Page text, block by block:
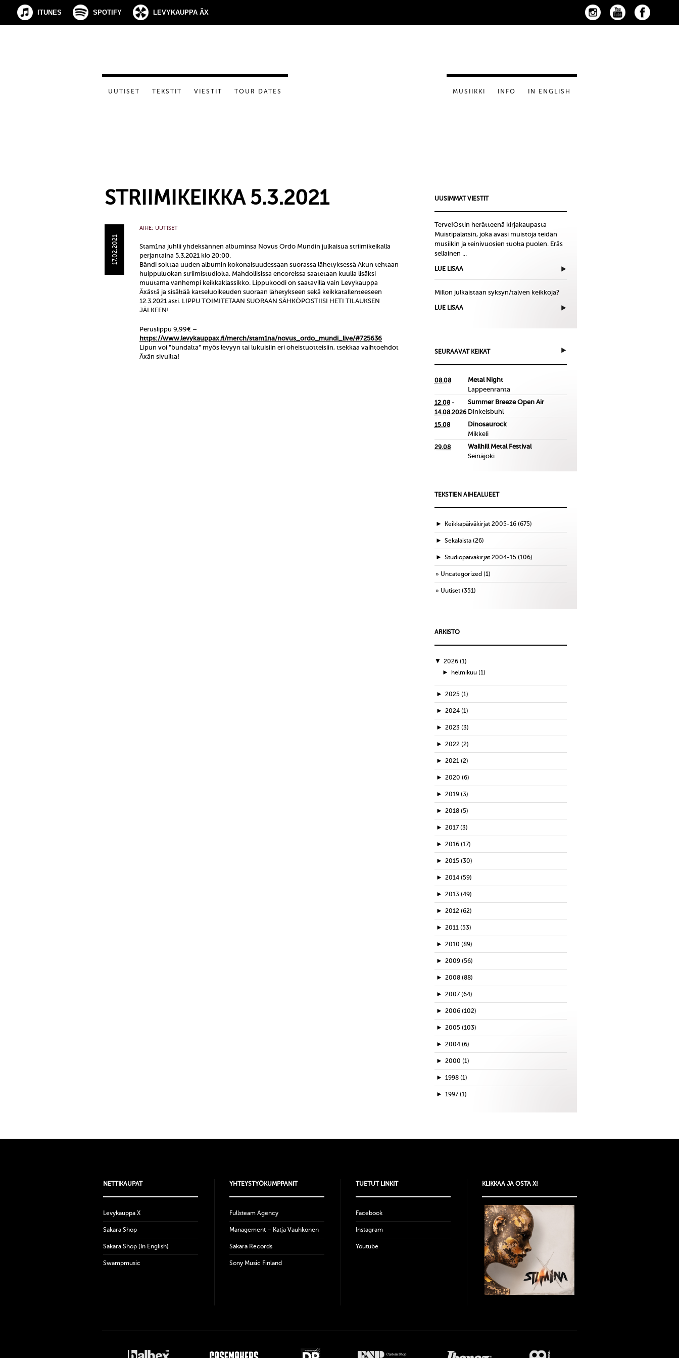
ITUNES SPOTIFY LEVYKAUPPA ÄX
UUTISET TEKSTIT VIESTIT TOUR DATES MUSIIKKI INFO IN ENGLISH
STRIIMIKEIKKA 5.3.2021
17.02.2021
AIHE: UUTISET
Stam1na juhlii yhdeksännen albuminsa Novus Ordo Mundin julkaisua striimikeikalla
perjantaina 5.3.2021 klo 20:00.
Bändi soittaa uuden albumin kokonaisuudessaan suorassa lähetyksessä Akun tehtaan
huippuluokan striimistudiolta. Mahdollisissa encoreissa saatetaan kuulla lisäksi
muutama vanhempi keikkaklassikko. Lippukoodi on saatavilla vain Levykauppa
Äxästä ja sisältää katseluoikeuden suoraan lähetykseen sekä keikkatallenteeseen
12.3.2021 asti. LIPPU TOIMITETAAN SUORAAN SÄHKÖPOSTIISI HETI TILAUKSEN
JÄLKEEN!
Peruslippu 9,99€ –
https://www.levykauppax.fi/merch/stam1na/novus_ordo_mundi_live/#725636
Lipun voi ”bundalta” myös levyyn tai lukuisiin eri oheistuotteisiin, tsekkaa vaihtoehdot
Äxän sivuilta!
UUSIMMAT VIESTIT
Terve!Ostin herätteenä kirjakaupasta
Muistipalatsin, joka avasi muistoja teidän
musiikin ja teinivuosien tuolta puolen. Eräs
sellainen ...
LUE LISAA
Millon julkaistaan syksyn/talven keikkoja?
LUE LISAA
SEURAAVAT KEIKAT
08.08
Metal Night
Lappeenranta
12.08 -
14.08.2026
Summer Breeze Open Air
Dinkelsbuhl
15.08
Dinosaurock
Mikkeli
29.08
Wallhill Metal Festival
Seinäjoki
TEKSTIEN AIHEALUEET
► Keikkapäiväkirjat 2005-16 (675)
► Sekalaista (26)
► Studiopäiväkirjat 2004-15 (106)
Uncategorized (1)
Uutiset (351)
ARKISTO
▼ 2026 (1)
► helmikuu (1)
► 2025 (1)
► 2024 (1)
► 2023 (3)
► 2022 (2)
► 2021 (2)
► 2020 (6)
► 2019 (3)
► 2018 (5)
► 2017 (3)
► 2016 (17)
► 2015 (30)
► 2014 (59)
► 2013 (49)
► 2012 (62)
► 2011 (53)
► 2010 (89)
► 2009 (56)
► 2008 (88)
► 2007 (64)
► 2006 (102)
► 2005 (103)
► 2004 (6)
► 2000 (1)
► 1998 (1)
► 1997 (1)
NETTIKAUPAT
Levykauppa X
Sakara Shop
Sakara Shop (In English)
Swampmusic
YHTEYSTYÖKUMPPANIT
Fullsteam Agency
Management – Katja Vauhkonen
Sakara Records
Sony Music Finland
TUETUT LINKIT
Facebook
Instagram
Youtube
KLIKKAA JA OSTA X!